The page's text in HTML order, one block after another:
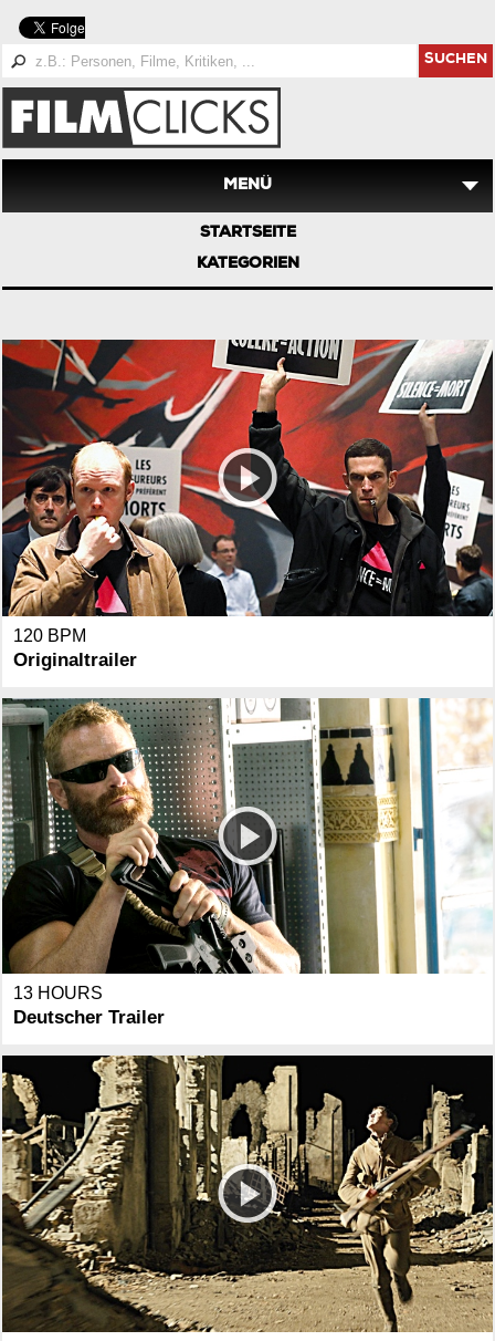
SUCHEN
MENÜ
STARTSEITE
KATEGORIEN
120 BPM
Originaltrailer
13 HOURS
Deutscher Trailer